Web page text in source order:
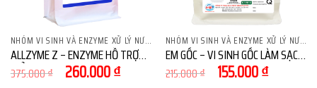
NHÓM VI SINH VÀ ENZYME XỬ LÝ NƯỚC
ALLZYME Z – ENZYME HỖ TRỢ
KIỂM SOÁT TẢO ĐỘC VÀ LÀM
375.000₫ Giá
260.000₫Giá
NHÓM VI SINH VÀ ENZYME XỬ LÝ NƯỚC
EM GỐC – VI SINH GỐC LÀM SẠCH
NƯỚC VÀ ĐÁY AO NUÔI
215.000₫ Giá
155.000₫Giá